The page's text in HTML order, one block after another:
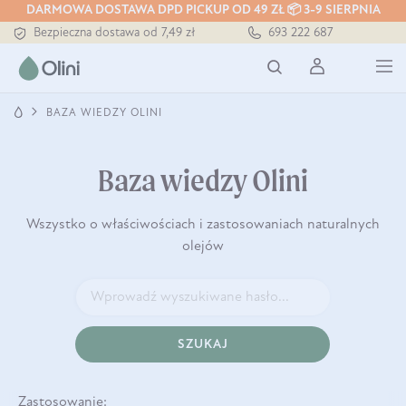
DARMOWA DOSTAWA DPD PICKUP OD 49 ZŁ 📦 3-9 SIERPNIA
Bezpieczna dostawa od 7,49 zł
Darmowa dostawa od 199 zł
Tłoczony zawsze na zimno
693 222 687
BAZA WIEDZY OLINI
Baza wiedzy Olini
Wszystko o właściwościach i zastosowaniach naturalnych
olejów
SZUKAJ
Zastosowanie: